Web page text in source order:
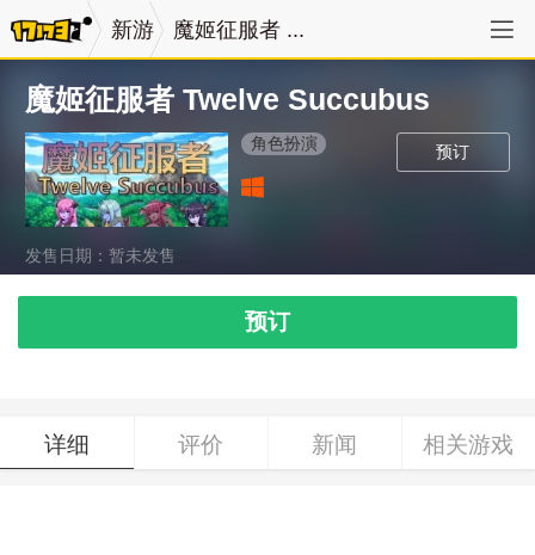
新游 魔姬征服者 ...
魔姬征服者 Twelve Succubus
预订
角色扮演
发售日期：暂未发售
预订
详细 评价 新闻 相关游戏